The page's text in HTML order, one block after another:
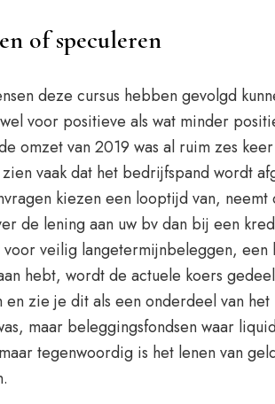
of speculeren
deze cursus hebben gevolgd
voor positieve als wat minder
omzet van 2019 was al ruim zes
vaak dat het bedrijfspand wordt
kiezen een looptijd van,
de lening aan uw bv dan bij een
voor veilig langetermijnbeleggen,
hebt, wordt de actuele koers
zie je dit als een onderdeel van
maar beleggingsfondsen waar
tegenwoordig is het lenen van